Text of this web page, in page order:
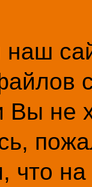
наш
Вы не
что на